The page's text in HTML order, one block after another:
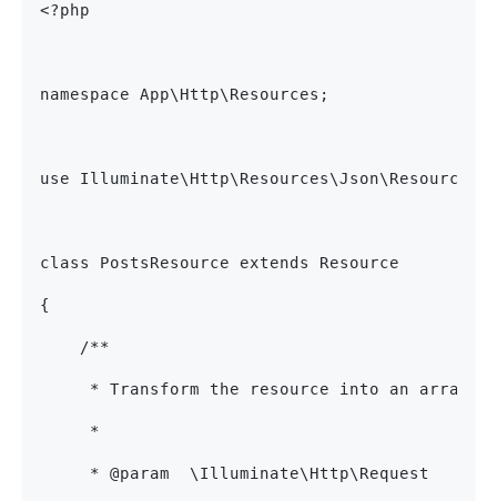
<?php
namespace App\Http\Resources;
use Illuminate\Http\Resources\Json\Resource;
class PostsResource extends Resource
{
    /**
     * Transform the resource into an array.
     *
     * @param  \Illuminate\Http\Request